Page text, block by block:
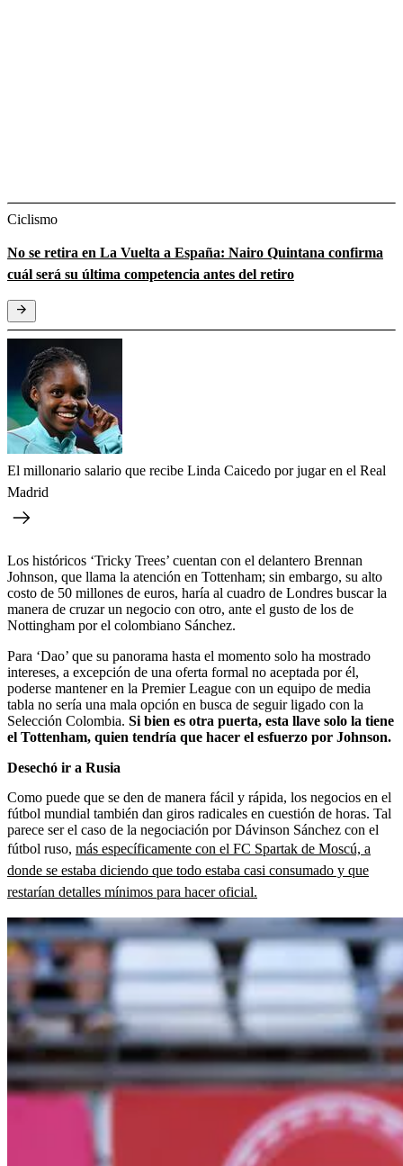
Ciclismo
No se retira en La Vuelta a España: Nairo Quintana confirma
cuál será su última competencia antes del retiro
El millonario salario que recibe Linda Caicedo por jugar en el Real
Madrid
Los históricos ‘Tricky Trees’ cuentan con el delantero Brennan
Johnson, que llama la atención en Tottenham; sin embargo, su alto
costo de 50 millones de euros, haría al cuadro de Londres buscar la
manera de cruzar un negocio con otro, ante el gusto de los de
Nottingham por el colombiano Sánchez.
Para ‘Dao’ que su panorama hasta el momento solo ha mostrado
intereses, a excepción de una oferta formal no aceptada por él,
poderse mantener en la Premier League con un equipo de media
tabla no sería una mala opción en busca de seguir ligado con la
Selección Colombia. Si bien es otra puerta, esta llave solo la tiene
el Tottenham, quien tendría que hacer el esfuerzo por Johnson.
Desechó ir a Rusia
Como puede que se den de manera fácil y rápida, los negocios en el
fútbol mundial también dan giros radicales en cuestión de horas. Tal
parece ser el caso de la negociación por Dávinson Sánchez con el
fútbol ruso, más específicamente con el FC Spartak de Moscú, a
donde se estaba diciendo que todo estaba casi consumado y que
restarían detalles mínimos para hacer oficial.